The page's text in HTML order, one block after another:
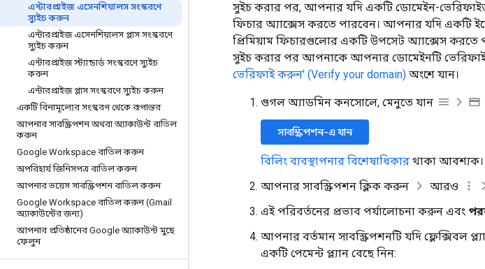
এন্টারপ্রাইজ এসেনশিয়ালস সংস্করণে
স্যুইচ করুন
এন্টারপ্রাইজ এসেনশিয়ালস প্লাস সংস্করণে
স্যুইচ করুন
এন্টারপ্রাইজ স্ট্যান্ডার্ড সংস্করণে স্যুইচ
করুন
এন্টারপ্রাইজ প্লাস সংস্করণে স্যুইচ করুন
একটি বিনামূল্যের সংস্করণ থেকে রূপান্তর
আপনার সাবস্ক্রিপশন অথবা অ্যাকাউন্ট বাতিল
করুন
Google Workspace বাতিল করুন
অপরিহার্য জিনিসপত্র বাতিল করুন
আপনার ভয়েস সাবস্ক্রিপশন বাতিল করুন
Google Workspace বাতিল করুন (Gmail
অ্যাকাউন্টের জন্য)
আপনার প্রতিষ্ঠানের Google অ্যাকাউন্ট মুছে
ফেলুন
সুইচ করার পর, আপনার যদি একটি ডোমেইন-
ফিচার অ্যাক্সেস করতে পারবেন। আপনার যদি একটি
প্রিমিয়াম ফিচারগুলোর একটি উপসেট অ্যাক্সেস করতে
সুইচ করার পর আপনাকে আপনার ডোমেইনটি
ভেরিফাই করুন' (Verify your domain) অংশে যান।
গুগল অ্যাডমিন কনসোলে, মেনুতে যান
সাবস্ক্রিপশন-এ যান
বিলিং ব্যবস্থাপনার বিশেষাধিকার থাকা আবশ্যক।
আপনার সাবস্ক্রিপশন ক্লিক করুন
আরও
এই পরিবর্তনের প্রভাব পর্যালোচনা করুন এবং
আপনার বর্তমান সাবস্ক্রিপশনটি যদি ফ্লেক্সিবল
একটি পেমেন্ট প্ল্যান বেছে নিন: